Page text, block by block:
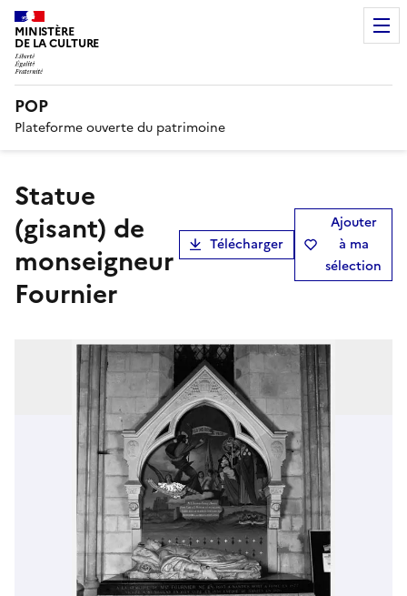
MINISTÈRE
DE LA CULTURE
POP
Plateforme ouverte du patrimoine
statue
(gisant) de
monseigneur
Fournier
Télécharger
Ajouter
à ma
sélection